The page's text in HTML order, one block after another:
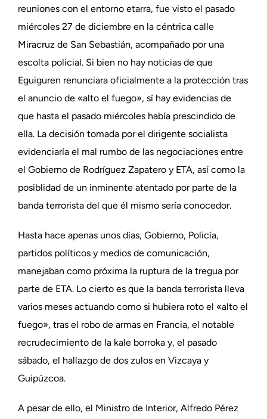
reuniones con el entorno etarra, fue visto el pasado
miércoles 27 de diciembre en la céntrica calle
Miracruz de San Sebastián, acompañado por una
escolta policial. Si bien no hay noticias de que
Eguiguren renunciara oficialmente a la protección tras
el anuncio de «alto el fuego», sí hay evidencias de
que hasta el pasado miércoles había prescindido de
ella. La decisión tomada por el dirigente socialista
evidenciaría el mal rumbo de las negociaciones entre
el Gobierno de Rodríguez Zapatero y ETA, así como la
posiblidad de un inminente atentado por parte de la
banda terrorista del que él mismo sería conocedor.
Hasta hace apenas unos días, Gobierno, Policía,
partidos políticos y medios de comunicación,
manejaban como próxima la ruptura de la tregua por
parte de ETA. Lo cierto es que la banda terrorista lleva
varios meses actuando como si hubiera roto el «alto el
fuego», tras el robo de armas en Francia, el notable
recrudecimiento de la kale borroka y, el pasado
sábado, el hallazgo de dos zulos en Vizcaya y
Guipúzcoa.
A pesar de ello, el Ministro de Interior, Alfredo Pérez